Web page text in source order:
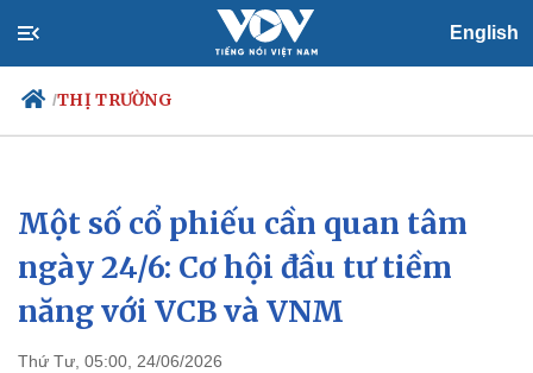
English
/THỊ TRƯỜNG
Chính trị
Đảng
Tổ chức nhân sự
Quốc hội
Nhận diện sự thật
Xã hội
Tin 24h
Dự báo thời tiết
Giáo dục
Một số cổ phiếu cần quan tâm
ngày 24/6: Cơ hội đầu tư tiềm
năng với VCB và VNM
Thứ Tư, 05:00, 24/06/2026